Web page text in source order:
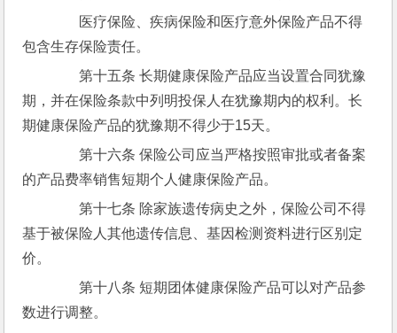
医疗保险、疾病保险和医疗意外保险产品不得
包含生存保险责任。
第十五条 长期健康保险产品应当设置合同犹豫
期，并在保险条款中列明投保人在犹豫期内的权利。长
期健康保险产品的犹豫期不得少于15天。
第十六条 保险公司应当严格按照审批或者备案
的产品费率销售短期个人健康保险产品。
第十七条 除家族遗传病史之外，保险公司不得
基于被保险人其他遗传信息、基因检测资料进行区别定
价。
第十八条 短期团体健康保险产品可以对产品参
数进行调整。